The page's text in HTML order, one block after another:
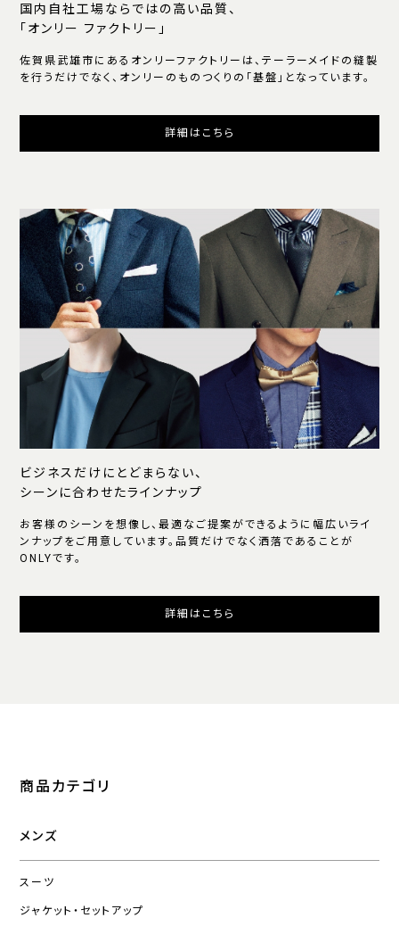
国内自社工場ならではの高い品質、
「オンリー ファクトリー」
佐賀県武雄市にあるオンリーファクトリーは、テーラーメイドの縫製
を行うだけでなく、オンリーのものつくりの「基盤」となっています。
詳細はこちら
ビジネスだけにとどまらない、
シーンに合わせたラインナップ
お客様のシーンを想像し、最適なご提案ができるように幅広いライ
ンナップをご用意しています。品質だけでなく洒落であることが
ONLYです。
詳細はこちら
商品カテゴリ
メンズ
スーツ
ジャケット・セットアップ